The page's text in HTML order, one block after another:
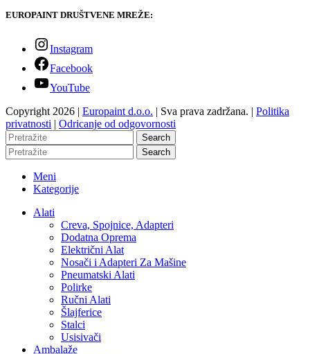
EUROPAINT DRUŠTVENE MREŽE:
Instagram
Facebook
YouTube
Copyright 2026 | Europaint d.o.o. | Sva prava zadržana. | Politika
privatnosti | Odricanje od odgovornosti
Search
Search
Meni
Kategorije
Alati
Creva, Spojnice, Adapteri
Dodatna Oprema
Električni Alat
Nosači i Adapteri Za Mašine
Pneumatski Alati
Polirke
Ručni Alati
Šlajferice
Stalci
Usisivači
Ambalaže